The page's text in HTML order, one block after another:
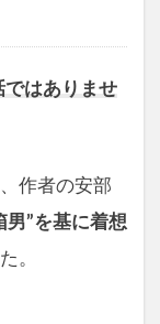
ではありませ
作者の安部
男”を基に着想
。